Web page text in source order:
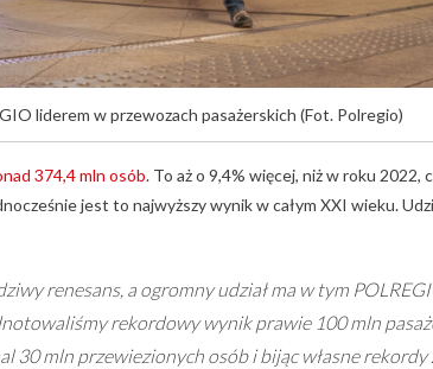
liderem w przewozach pasażerskich (Fot. Polregio)
374,4 mln osób. To aż o 9,4% więcej, niż w roku 2022,
jest to najwyższy wynik w całym XXI wieku.
renesans, a ogromny udział ma w tym
rekordowy wynik prawie 100 mln
30 mln przewiezionych osób i bijąc własne rekordy